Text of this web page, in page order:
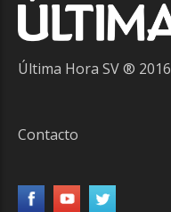
Última Hora SV ® 2016
Contacto